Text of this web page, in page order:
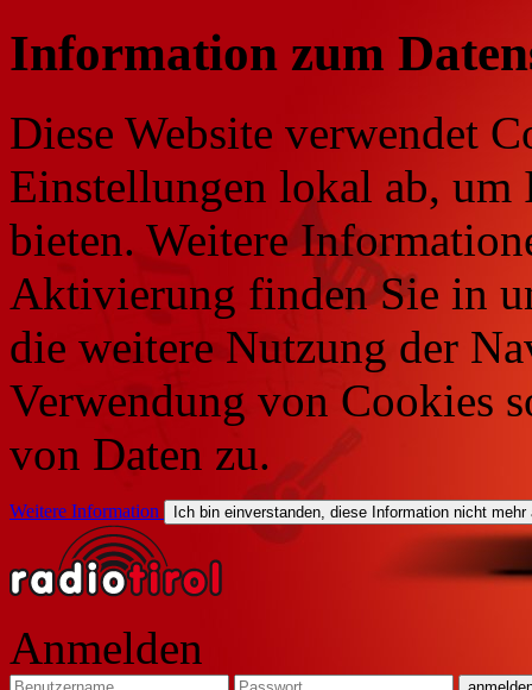
Information zum
Diese Website verwendet
Einstellungen lokal ab, um
bieten. Weitere
Aktivierung finden Sie in
die weitere Nutzung der
Verwendung von Cookies
von Daten zu.
Weitere Information Ich bin einverstanden, diese Information nicht mehr
Anmelden